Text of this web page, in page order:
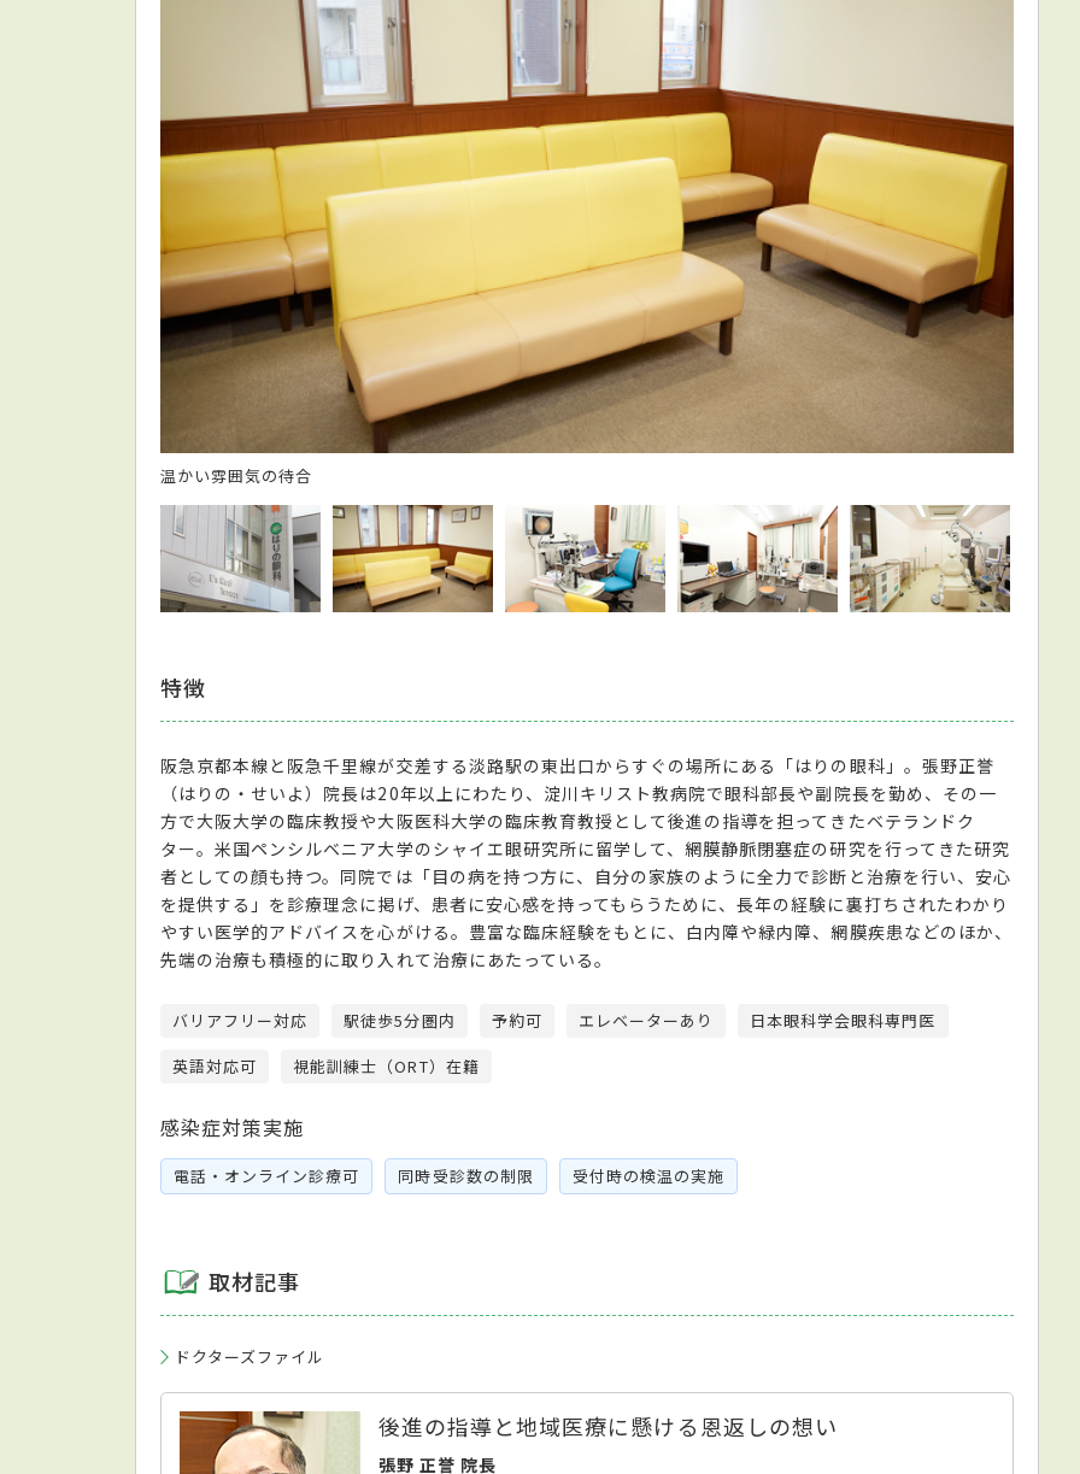
温かい雰囲気の待合
特徴
阪急京都本線と阪急千里線が交差する淡路駅の東出口からすぐの場所にある「はりの眼科」。張野正誉
（はりの・せいよ）院長は20年以上にわたり、淀川キリスト教病院で眼科部長や副院長を勤め、その一
方で大阪大学の臨床教授や大阪医科大学の臨床教育教授として後進の指導を担ってきたベテランドク
ター。米国ペンシルベニア大学のシャイエ眼研究所に留学して、網膜静脈閉塞症の研究を行ってきた研究
者としての顔も持つ。同院では「目の病を持つ方に、自分の家族のように全力で診断と治療を行い、安心
を提供する」を診療理念に掲げ、患者に安心感を持ってもらうために、長年の経験に裏打ちされたわかり
やすい医学的アドバイスを心がける。豊富な臨床経験をもとに、白内障や緑内障、網膜疾患などのほか、
先端の治療も積極的に取り入れて治療にあたっている。
バリアフリー対応 駅徒歩5分圏内 予約可 エレベーターあり
日本眼科学会眼科専門医
英語対応可
視能訓練士（ORT）在籍
感染症対策実施
電話・オンライン診療可 同時受診数の制限 受付時の検温の実施
取材記事
ドクターズファイル
後進の指導と地域医療に懸ける恩返しの想い
張野 正誉 院長